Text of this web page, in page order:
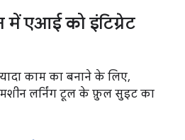
एआई को इंटिग्रेट
काम का बनाने के लिए,
लर्निंग टूल के फ़ुल सुइट का